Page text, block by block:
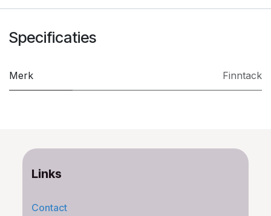
Specificaties
Merk Finntack
Links
Contact